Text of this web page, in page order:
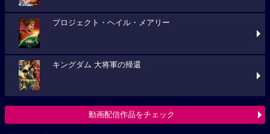
プロジェクト・ヘイル・メアリー
キングダム 大将軍の帰還
動画配信作品をチェック